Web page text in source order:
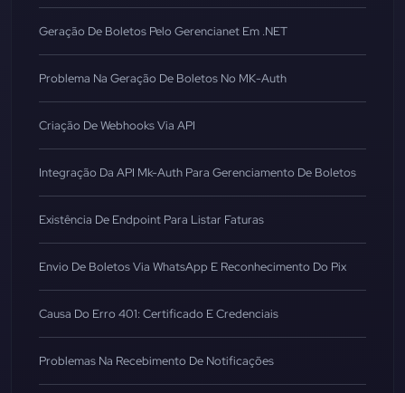
Geração De Boletos Pelo Gerencianet Em .NET
Problema Na Geração De Boletos No MK-Auth
Criação De Webhooks Via API
Integração Da API Mk-Auth Para Gerenciamento De Boletos
Existência De Endpoint Para Listar Faturas
Envio De Boletos Via WhatsApp E Reconhecimento Do Pix
Causa Do Erro 401: Certificado E Credenciais
Problemas Na Recebimento De Notificações